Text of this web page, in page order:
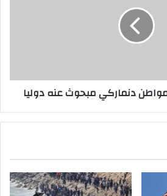
دنماركي مبحوث عنه دوليا